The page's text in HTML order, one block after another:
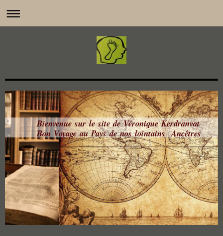
Bienvenue sur le site de Véronique Kerdranvat
Bon Voyage au Pays de nos lointains Ancêtres